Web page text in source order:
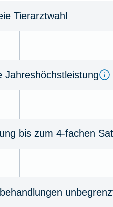
Tierarztwahl
Jahreshöchstleistung
bis zum 4-fachen